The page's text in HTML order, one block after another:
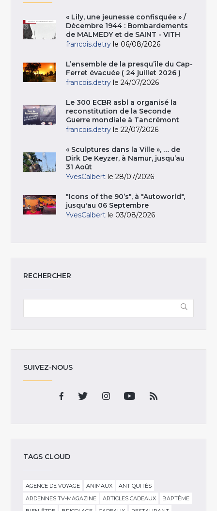
« Lily, une jeunesse confisquée » /
Décembre 1944 : Bombardements
de MALMEDY et de SAINT - VITH
francois.detry le 06/08/2026
L’ensemble de la presqu’île du Cap-
Ferret évacuée ( 24 juillet 2026 )
francois.detry le 24/07/2026
Le 300 ECBR asbl a organisé la
reconstitution de la Seconde
Guerre mondiale à Tancrémont
francois.detry le 22/07/2026
« Sculptures dans la Ville », … de
Dirk De Keyzer, à Namur, jusqu’au
31 Août
YvesCalbert le 28/07/2026
"Icons of the 90’s", à "Autoworld",
jusqu'au 06 Septembre
YvesCalbert le 03/08/2026
RECHERCHER
SUIVEZ-NOUS
TAGS CLOUD
AGENCE DE VOYAGE ANIMAUX
ANTIQUITÉS
ARDENNES TV-MAGAZINE
ARTICLES CADEAUX
BAPTÊME